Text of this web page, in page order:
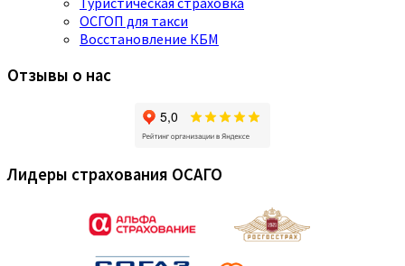
ОСГОП для такси
Восстановление КБМ
Отзывы о нас
Лидеры страхования ОСАГО